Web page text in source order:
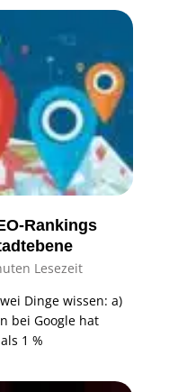
Rankings
Lesezeit
Dinge wissen: a)
bei Google hat
1 %